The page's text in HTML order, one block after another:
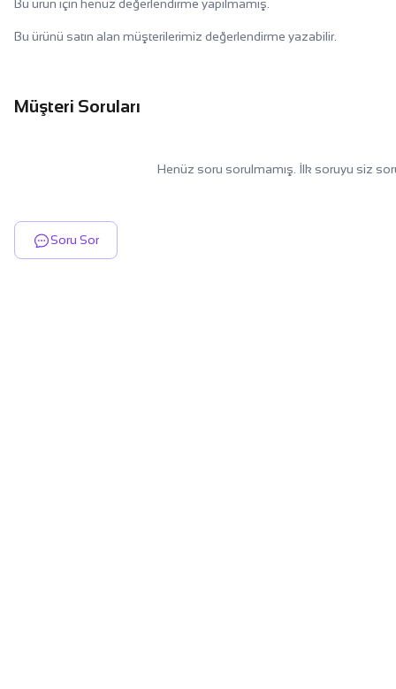
Bu ürün için henüz değerlendirme yapılmamış.
Bu ürünü satın alan müşterilerimiz değerlendirme yazabilir.
Müşteri Soruları
Henüz soru sorulmamış. İlk soruyu siz
Soru Sor